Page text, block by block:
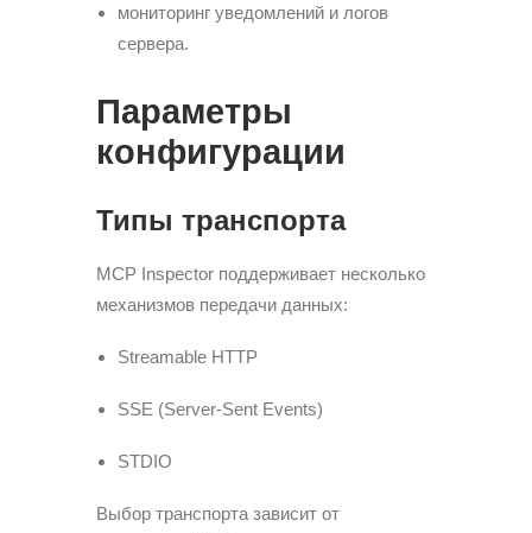
мониторинг уведомлений и логов
сервера.
Параметры
конфигурации
Типы транспорта
MCP Inspector поддерживает несколько
механизмов передачи данных:
Streamable HTTP
SSE (Server-Sent Events)
STDIO
Выбор транспорта зависит от